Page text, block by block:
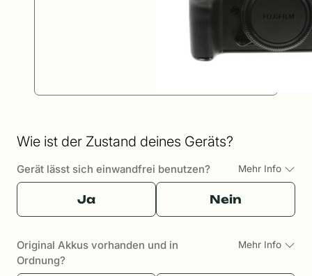
Wie ist der Zustand deines Geräts?
Gerät lässt sich einwandfrei benutzen? Mehr Info
Ja Nein
Original Akkus vorhanden und in
Ordnung?
Mehr Info